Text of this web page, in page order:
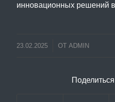
инновационных решений
23.02.2025 ОТ ADMIN